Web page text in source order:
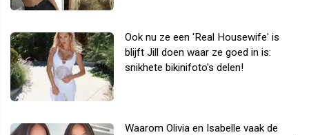
Ook nu ze een 'Real Housewife' is
blijft Jill doen waar ze goed in is:
snikhete bikinifoto's delen!
Waarom Olivia en Isabelle vaak de